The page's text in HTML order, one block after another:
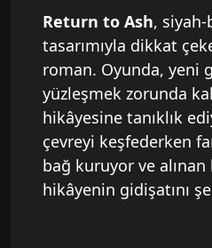
Return to Ash, siyah-
tasarımıyla dikkat
roman. Oyunda, yeni
yüzleşmek zorunda
hikâyesine tanıklık
çevreyi keşfederken
bağ kuruyor ve
hikâyenin gidişatını